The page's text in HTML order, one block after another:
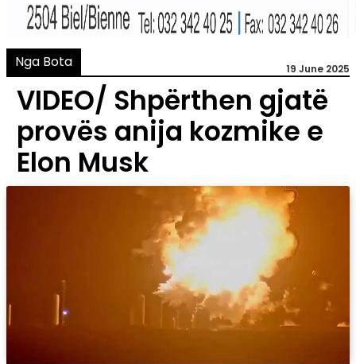
Nga Bota 19 June 2025
VIDEO/ Shpërthen gjatë
provës anija kozmike e
Elon Musk